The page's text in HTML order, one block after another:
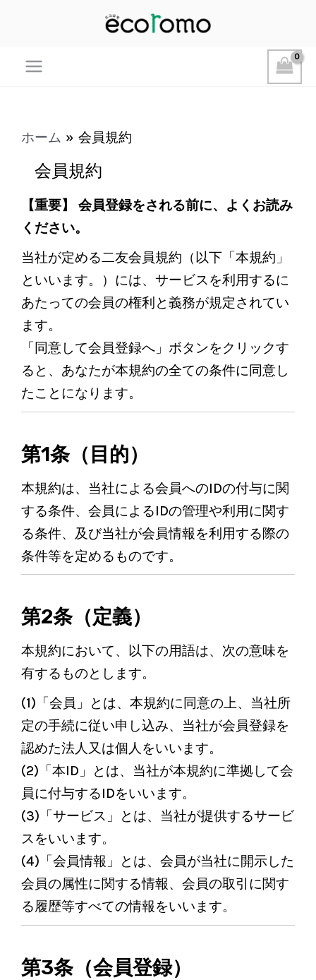
ホーム 会員規約
会員規約
【重要】 会員登録をされる前に、よくお読み
ください。
当社が定める二友会員規約（以下「本規約」
といいます。）には、サービスを利用するに
あたっての会員の権利と義務が規定されてい
ます。
「同意して会員登録へ」ボタンをクリックす
ると、あなたが本規約の全ての条件に同意し
たことになります。
第1条（目的）
本規約は、当社による会員へのIDの付与に関
する条件、会員によるIDの管理や利用に関す
る条件、及び当社が会員情報を利用する際の
条件等を定めるものです。
第2条（定義）
本規約において、以下の用語は、次の意味を
有するものとします。
(1)「会員」とは、本規約に同意の上、当社所
定の手続に従い申し込み、当社が会員登録を
認めた法人又は個人をいいます。
(2)「本ID」とは、当社が本規約に準拠して会
員に付与するIDをいいます。
(3)「サービス」とは、当社が提供するサービ
スをいいます。
(4)「会員情報」とは、会員が当社に開示した
会員の属性に関する情報、会員の取引に関す
る履歴等すべての情報をいいます。
第3条（会員登録）